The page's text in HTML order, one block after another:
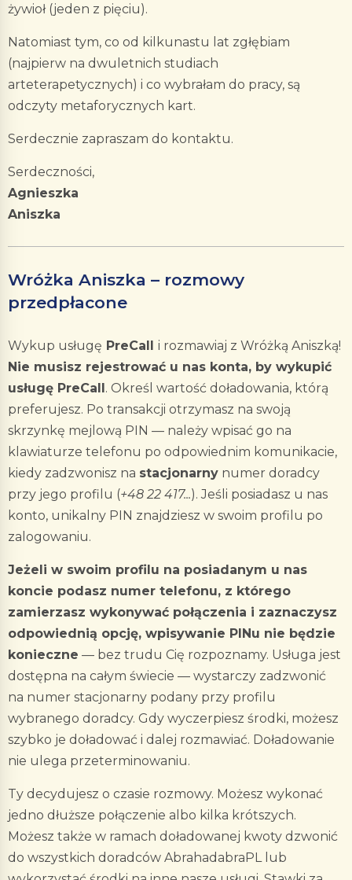
żywioł (jeden z pięciu).
Natomiast tym, co od kilkunastu lat zgłębiam
(najpierw na dwuletnich studiach
arteterapetycznych) i co wybrałam do pracy, są
odczyty metaforycznych kart.
Serdecznie zapraszam do kontaktu.
Serdeczności,
Agnieszka
Aniszka
Wróżka Aniszka – rozmowy
przedpłacone
Wykup usługę PreCall i rozmawiaj z Wróżką Aniszką!
Nie musisz rejestrować u nas konta, by wykupić
usługę PreCall. Określ wartość doładowania, którą
preferujesz. Po transakcji otrzymasz na swoją
skrzynkę mejlową PIN — należy wpisać go na
klawiaturze telefonu po odpowiednim komunikacie,
kiedy zadzwonisz na stacjonarny numer doradcy
przy jego profilu (+48 22 417...). Jeśli posiadasz u nas
konto, unikalny PIN znajdziesz w swoim profilu po
zalogowaniu.
Jeżeli w swoim profilu na posiadanym u nas
koncie podasz numer telefonu, z którego
zamierzasz wykonywać połączenia i zaznaczysz
odpowiednią opcję, wpisywanie PINu nie będzie
konieczne — bez trudu Cię rozpoznamy. Usługa jest
dostępna na całym świecie — wystarczy zadzwonić
na numer stacjonarny podany przy profilu
wybranego doradcy. Gdy wyczerpiesz środki, możesz
szybko je doładować i dalej rozmawiać. Doładowanie
nie ulega przeterminowaniu.
Ty decydujesz o czasie rozmowy. Możesz wykonać
jedno dłuższe połączenie albo kilka krótszych.
Możesz także w ramach doładowanej kwoty dzwonić
do wszystkich doradców AbrahadabraPL lub